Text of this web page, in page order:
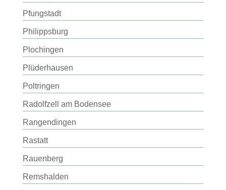
Pfungstadt
Philippsburg
Plochingen
Plüderhausen
Poltringen
Radolfzell am Bodensee
Rangendingen
Rastatt
Rauenberg
Remshalden